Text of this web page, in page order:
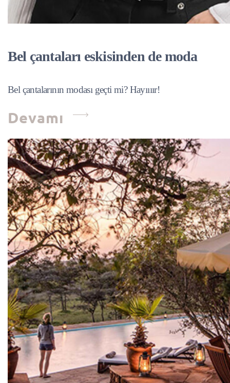
Bel çantaları eskisinden de moda
Bel çantalarının modası geçti mi? Hayıııır!
Devamı